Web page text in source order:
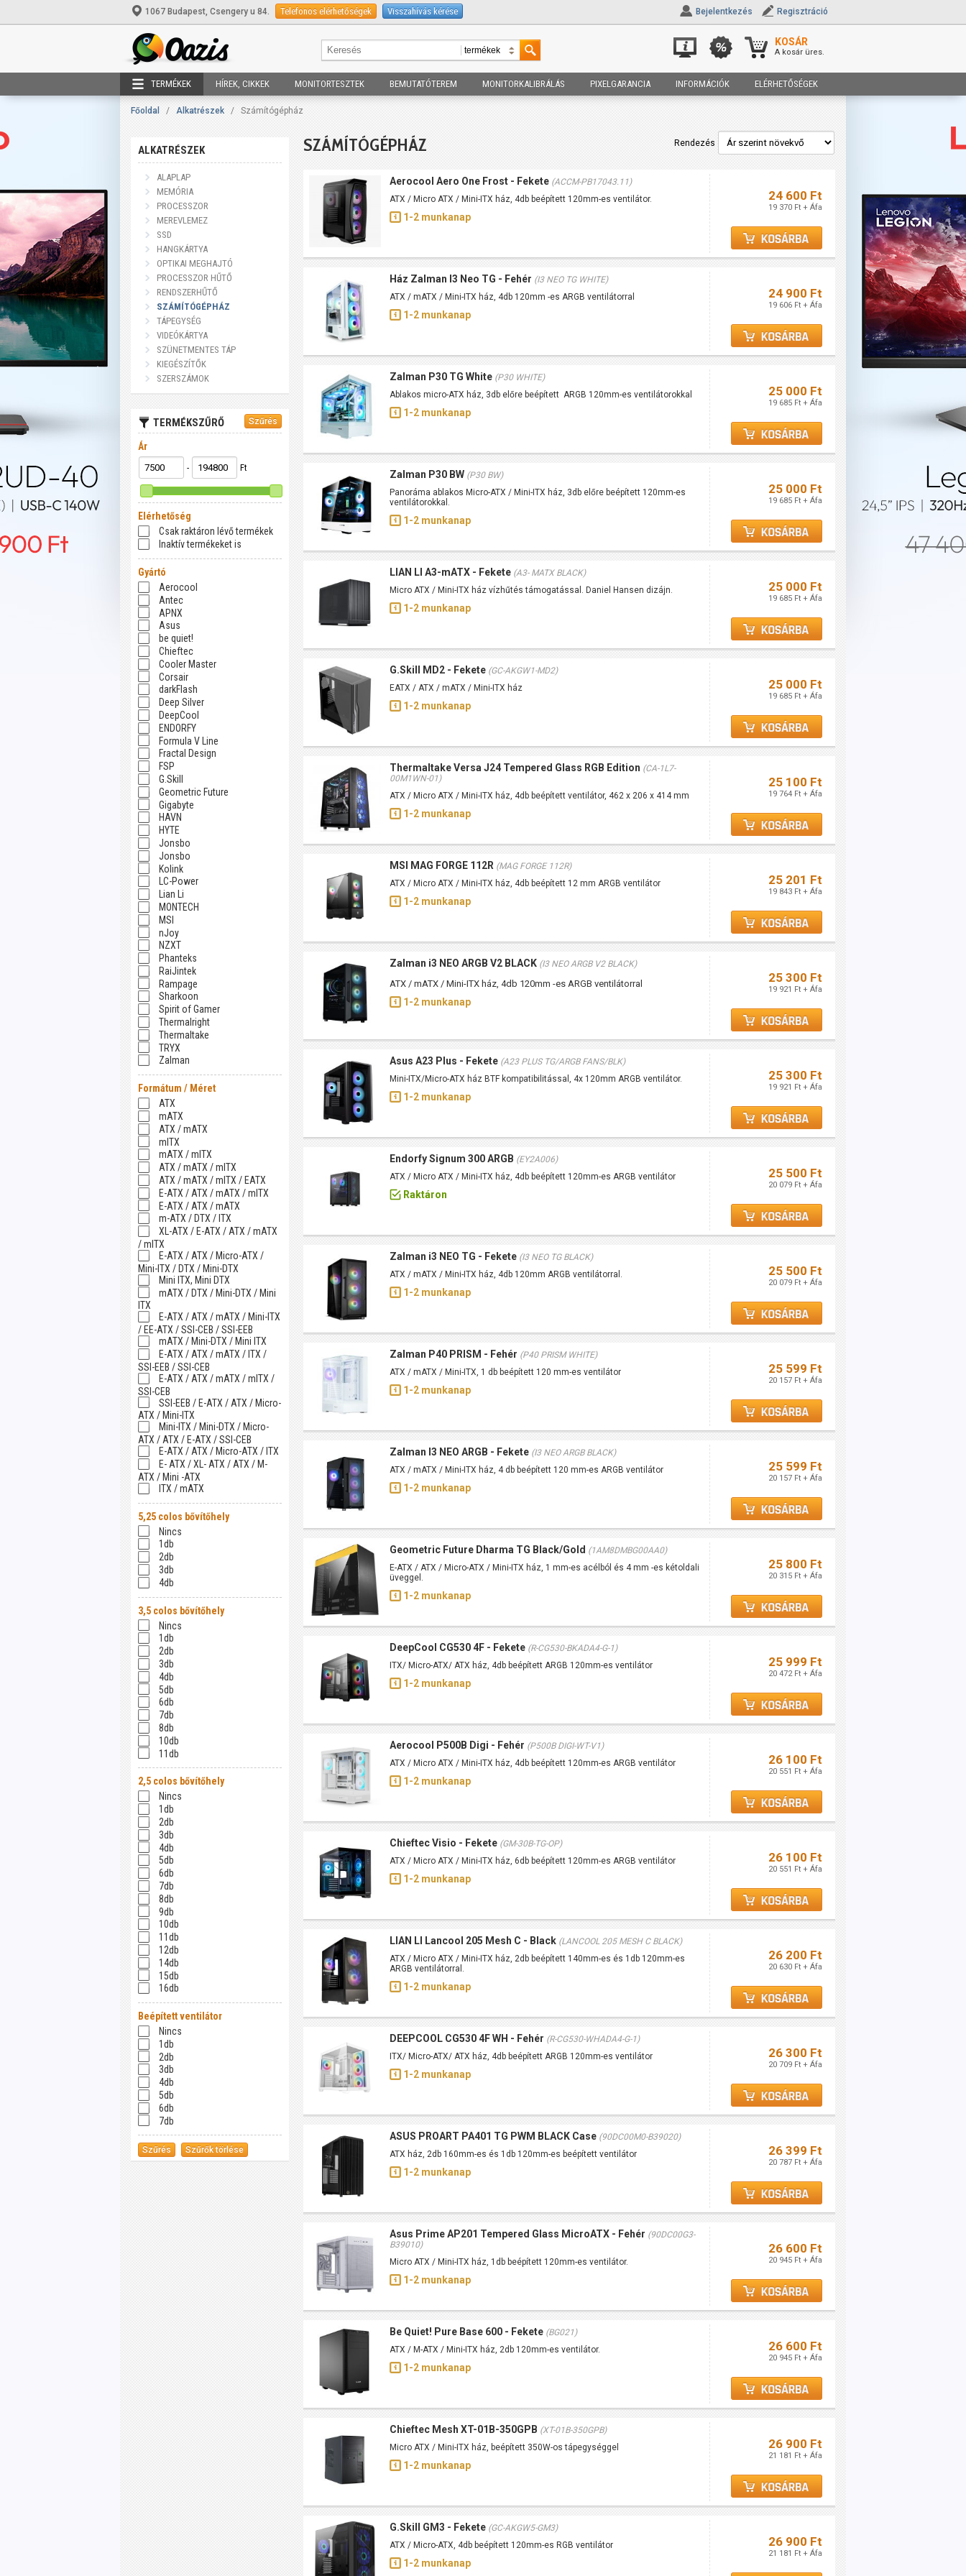
1067 Budapest, Csengery u 84. Telefonos elérhetőségek Visszahívás kérése Bejelentkezés Regisztráció
KOSÁR
A kosár üres.
TERMÉKEK HÍREK, CIKKEK MONITORTESZTEK BEMUTATÓTEREM MONITORKALIBRÁLÁS PIXELGARANCIA INFORMÁCIÓK ELÉRHETŐSÉGEK
Főoldal / Alkatrészek / Számítógépház
ALKATRÉSZEK
ALAPLAP
MEMÓRIA
PROCESSZOR
MEREVLEMEZ
SSD
HANGKÁRTYA
OPTIKAI MEGHAJTÓ
PROCESSZOR HŰTŐ
RENDSZERHŰTŐ
SZÁMÍTÓGÉPHÁZ
TÁPEGYSÉG
VIDEÓKÁRTYA
SZÜNETMENTES TÁP
KIEGÉSZÍTŐK
SZERSZÁMOK
TERMÉKSZŰRŐ
Ár
- Ft
Elérhetőség
Csak raktáron lévő termékek
Inaktív termékeket is
Gyártó
Aerocool
Antec
APNX
Asus
be quiet!
Chieftec
Cooler Master
Corsair
darkFlash
Deep Silver
DeepCool
ENDORFY
Formula V Line
Fractal Design
FSP
G.Skill
Geometric Future
Gigabyte
HAVN
HYTE
Jonsbo
Jonsbo
Kolink
LC-Power
Lian Li
MONTECH
MSI
nJoy
NZXT
Phanteks
RaiJintek
Rampage
Sharkoon
Spirit of Gamer
Thermalright
Thermaltake
TRYX
Zalman
Formátum / Méret
ATX
mATX
ATX / mATX
mITX
mATX / mITX
ATX / mATX / mITX
ATX / mATX / mITX / EATX
E-ATX / ATX / mATX / mITX
E-ATX / ATX / mATX
m-ATX / DTX / ITX
XL-ATX / E-ATX / ATX / mATX
/ mITX
E-ATX / ATX / Micro-ATX /
Mini-ITX / DTX / Mini-DTX
Mini ITX, Mini DTX
mATX / DTX / Mini-DTX / Mini
ITX
E-ATX / ATX / mATX / Mini-ITX
/ EE-ATX / SSI-CEB / SSI-EEB
mATX / Mini-DTX / Mini ITX
E-ATX / ATX / mATX / ITX /
SSI-EEB / SSI-CEB
E-ATX / ATX / mATX / mITX /
SSI-CEB
SSI-EEB / E-ATX / ATX / Micro-
ATX / Mini-ITX
Mini-ITX / Mini-DTX / Micro-
ATX / ATX / E-ATX / SSI-CEB
E-ATX / ATX / Micro-ATX / ITX
E- ATX / XL- ATX / ATX / M-
ATX / Mini -ATX
ITX / mATX
5,25 colos bővítőhely
Nincs
1db
2db
3db
4db
3,5 colos bővítőhely
Nincs
1db
2db
3db
4db
5db
6db
7db
8db
10db
11db
2,5 colos bővítőhely
Nincs
1db
2db
3db
4db
5db
6db
7db
8db
9db
10db
11db
12db
14db
15db
16db
Beépített ventilátor
Nincs
1db
2db
3db
4db
5db
6db
7db
SZÁMÍTÓGÉPHÁZ Rendezés
Aerocool Aero One Frost - Fekete (ACCM-PB17043.11)
ATX / Micro ATX / Mini-ITX ház, 4db beépített 120mm-es ventilátor.
1-2 munkanap
24 600 Ft
19 370 Ft + Áfa
Ház Zalman I3 Neo TG - Fehér (I3 NEO TG WHITE)
ATX / mATX / Mini-ITX ház, 4db 120mm -es ARGB ventilátorral
1-2 munkanap
24 900 Ft
19 606 Ft + Áfa
Zalman P30 TG White (P30 WHITE)
Ablakos micro-ATX ház, 3db előre beépített ARGB 120mm-es ventilátorokkal
1-2 munkanap
25 000 Ft
19 685 Ft + Áfa
Zalman P30 BW (P30 BW)
Panoráma ablakos Micro-ATX / Mini-ITX ház, 3db előre beépített 120mm-es
ventilátorokkal.
1-2 munkanap
25 000 Ft
19 685 Ft + Áfa
LIAN LI A3-mATX - Fekete (A3- MATX BLACK)
Micro ATX / Mini-ITX ház vízhűtés támogatással. Daniel Hansen dizájn.
1-2 munkanap
25 000 Ft
19 685 Ft + Áfa
G.Skill MD2 - Fekete (GC-AKGW1-MD2)
EATX / ATX / mATX / Mini-ITX ház
1-2 munkanap
25 000 Ft
19 685 Ft + Áfa
Thermaltake Versa J24 Tempered Glass RGB Edition (CA-1L7-
00M1WN-01)
ATX / Micro ATX / Mini-ITX ház, 4db beépített ventilátor, 462 x 206 x 414 mm
1-2 munkanap
25 100 Ft
19 764 Ft + Áfa
MSI MAG FORGE 112R (MAG FORGE 112R)
ATX / Micro ATX / Mini-ITX ház, 4db beépített 12 mm ARGB ventilátor
1-2 munkanap
25 201 Ft
19 843 Ft + Áfa
Zalman i3 NEO ARGB V2 BLACK (I3 NEO ARGB V2 BLACK)
ATX / mATX / Mini-ITX ház, 4db 120mm -es ARGB ventilátorral
1-2 munkanap
25 300 Ft
19 921 Ft + Áfa
Asus A23 Plus - Fekete (A23 PLUS TG/ARGB FANS/BLK)
Mini-ITX/Micro-ATX ház BTF kompatibilitással, 4x 120mm ARGB ventilátor.
1-2 munkanap
25 300 Ft
19 921 Ft + Áfa
Endorfy Signum 300 ARGB (EY2A006)
ATX / Micro ATX / Mini-ITX ház, 4db beépített 120mm-es ARGB ventilátor
Raktáron
25 500 Ft
20 079 Ft + Áfa
Zalman i3 NEO TG - Fekete (I3 NEO TG BLACK)
ATX / mATX / Mini-ITX ház, 4db 120mm ARGB ventilátorral.
1-2 munkanap
25 500 Ft
20 079 Ft + Áfa
Zalman P40 PRISM - Fehér (P40 PRISM WHITE)
ATX / mATX / Mini-ITX, 1 db beépített 120 mm-es ventilátor
1-2 munkanap
25 599 Ft
20 157 Ft + Áfa
Zalman I3 NEO ARGB - Fekete (I3 NEO ARGB BLACK)
ATX / mATX / Mini-ITX ház, 4 db beépített 120 mm-es ARGB ventilátor
1-2 munkanap
25 599 Ft
20 157 Ft + Áfa
Geometric Future Dharma TG Black/Gold (1AM8DMBG00AA0)
E-ATX / ATX / Micro-ATX / Mini-ITX ház, 1 mm-es acélból és 4 mm -es kétoldali
üveggel.
1-2 munkanap
25 800 Ft
20 315 Ft + Áfa
DeepCool CG530 4F - Fekete (R-CG530-BKADA4-G-1)
ITX/ Micro-ATX/ ATX ház, 4db beépített ARGB 120mm-es ventilátor
1-2 munkanap
25 999 Ft
20 472 Ft + Áfa
Aerocool P500B Digi - Fehér (P500B DIGI-WT-V1)
ATX / Micro ATX / Mini-ITX ház, 4db beépített 120mm-es ARGB ventilátor
1-2 munkanap
26 100 Ft
20 551 Ft + Áfa
Chieftec Visio - Fekete (GM-30B-TG-OP)
ATX / Micro ATX / Mini-ITX ház, 6db beépített 120mm-es ARGB ventilátor
1-2 munkanap
26 100 Ft
20 551 Ft + Áfa
LIAN LI Lancool 205 Mesh C - Black (LANCOOL 205 MESH C BLACK)
ATX / Micro ATX / Mini-ITX ház, 2db beépített 140mm-es és 1db 120mm-es
ARGB ventilátorral.
1-2 munkanap
26 200 Ft
20 630 Ft + Áfa
DEEPCOOL CG530 4F WH - Fehér (R-CG530-WHADA4-G-1)
ITX/ Micro-ATX/ ATX ház, 4db beépített ARGB 120mm-es ventilátor
1-2 munkanap
26 300 Ft
20 709 Ft + Áfa
ASUS PROART PA401 TG PWM BLACK Case (90DC00M0-B39020)
ATX ház, 2db 160mm-es és 1db 120mm-es beépített ventilátor
1-2 munkanap
26 399 Ft
20 787 Ft + Áfa
Asus Prime AP201 Tempered Glass MicroATX - Fehér (90DC00G3-
B39010)
Micro ATX / Mini-ITX ház, 1db beépített 120mm-es ventilátor.
1-2 munkanap
26 600 Ft
20 945 Ft + Áfa
Be Quiet! Pure Base 600 - Fekete (BG021)
ATX / M-ATX / Mini-ITX ház, 2db 120mm-es ventilátor.
1-2 munkanap
26 600 Ft
20 945 Ft + Áfa
Chieftec Mesh XT-01B-350GPB (XT-01B-350GPB)
Micro ATX / Mini-ITX ház, beépített 350W-os tápegységgel
1-2 munkanap
26 900 Ft
21 181 Ft + Áfa
G.Skill GM3 - Fekete (GC-AKGW5-GM3)
ATX / Micro-ATX, 4db beépített 120mm-es RGB ventilátor
1-2 munkanap
26 900 Ft
21 181 Ft + Áfa